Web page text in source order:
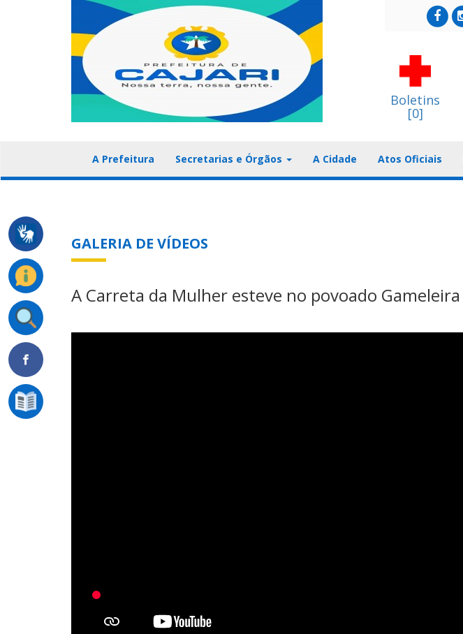
Boletins
[0]
A Prefeitura Secretarias e Órgãos A Cidade Atos Oficiais
GALERIA DE VÍDEOS
A Carreta da Mulher esteve no povoado Gameleira